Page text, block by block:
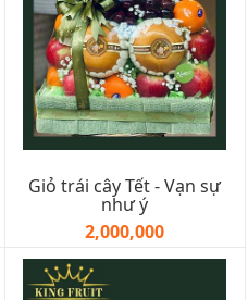
Giỏ trái cây Tết - Vạn sự
như ý
2,000,000